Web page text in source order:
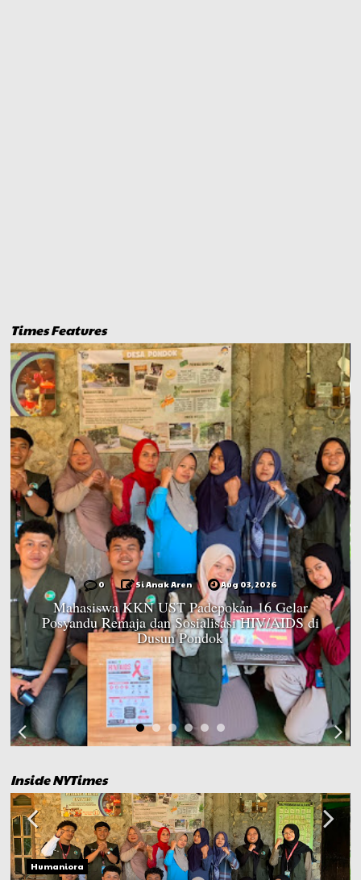
Times Features
0 Si Anak Aren Aug 03, 2026
Mahasiswa KKN UST Padepokan 16 Gelar
Posyandu Remaja dan Sosialisasi HIV/AIDS di
Dusun Pondok
Inside NYTimes
Humaniora